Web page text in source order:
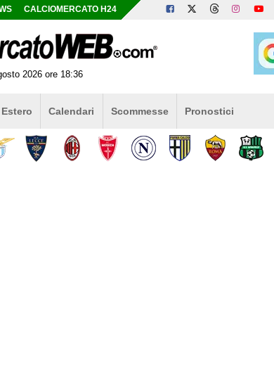
CALCIOMERCATO H24
2026 ore 18:36
Calendari Scommesse Pronostici